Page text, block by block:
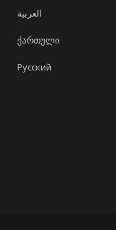
العربية
ქართული
Русский